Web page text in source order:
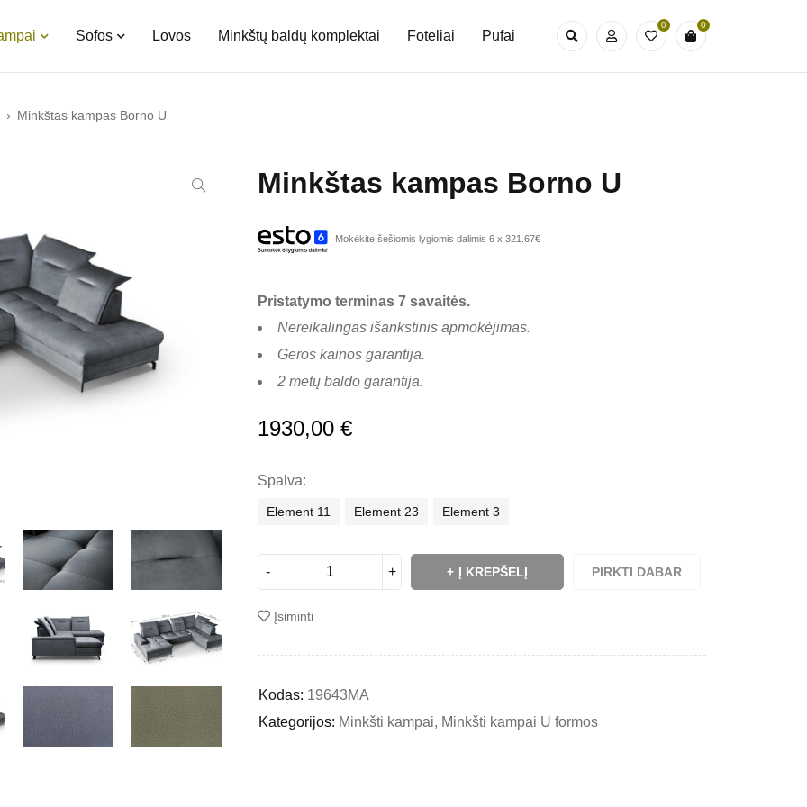
Sofos Lovos Minkštų baldų komplektai Foteliai Pufai
0 0
› Minkštas kampas Borno U
Minkštas kampas Borno U
Mokėkite šešiomis lygiomis dalimis 6 x 321.67€
Pristatymo terminas 7 savaitės.
Nereikalingas išankstinis apmokėjimas.
Geros kainos garantija.
2 metų baldo garantija.
1930,00€
Spalva
Element 11 Element 23 Element 3
Į KREPŠELĮ PIRKTI DABAR
Įsiminti
Kodas: 19643MA
Kategorijos: Minkšti kampai, Minkšti kampai U formos